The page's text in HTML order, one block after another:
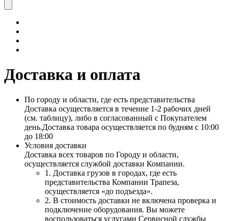
Доставка и оплата
По городу и области, где есть представительства
Доставка осуществляется в течение 1-2 рабочих дней
(см. таблицу), либо в согласованный с Покупателем
день.Доставка товара осуществляется по будням с 10:00
до 18:00
Условия доставки
Доставка всех товаров по Городу и области,
осуществляется службой доставки Компании.
1. Доставка грузов в городах, где есть
представительства Компании Трапеза,
осуществляется «до подъезда».
2. В стоимость доставки не включена проверка и
подключение оборудования. Вы можете
воспользоваться услугами Сервисной службы